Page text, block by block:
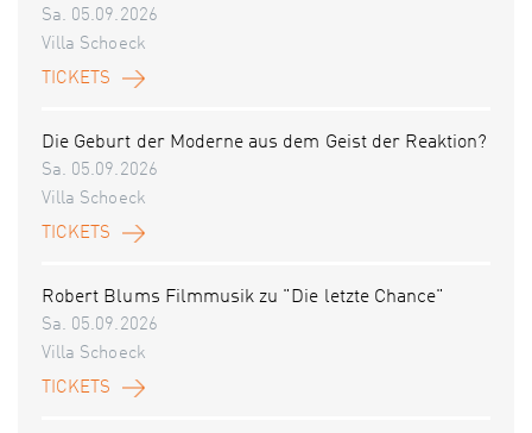
Sa. 05.09.2026
Villa Schoeck
TICKETS
Die Geburt der Moderne aus dem Geist der Reaktion?
Sa. 05.09.2026
Villa Schoeck
TICKETS
Robert Blums Filmmusik zu "Die letzte Chance"
Sa. 05.09.2026
Villa Schoeck
TICKETS